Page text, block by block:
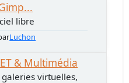
libre
Luchon
& Multimédia
virtuelles,